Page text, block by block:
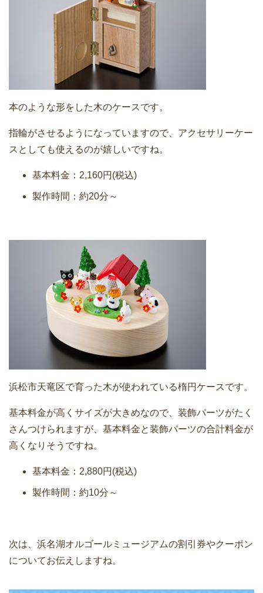
本のような形をした木のケースです。
指輪がさせるようになっていますので、アクセサリーケー
スとしても使えるのが嬉しいですね。
基本料金：2,160円(税込)
製作時間：約20分～
浜松市天竜区で育った木が使われている楕円ケースです。
基本料金が高くサイズが大きめなので、装飾パーツがたく
さんつけられますが、基本料金と装飾パーツの合計料金が
高くなりそうですね。
基本料金：2,880円(税込)
製作時間：約10分～
次は、浜名湖オルゴールミュージアムの割引券やクーポン
についてお伝えしますね。